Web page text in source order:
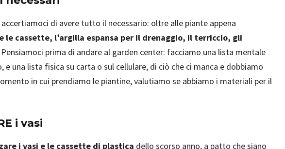
di avere tutto il necessario: oltre alle piante appena
le cassette, l’argilla espansa per il drenaggio, il terriccio, gli
Pensiamoci prima di andare al garden center: facciamo una lista mentale
e una lista fisica su carta o sul cellulare, di ciò che ci manca e dobbiamo
in cui prendiamo le piantine, valutiamo se abbiamo i materiali per il
i vasi
i vasi e le cassette di plastica dello scorso anno, a patto che siano